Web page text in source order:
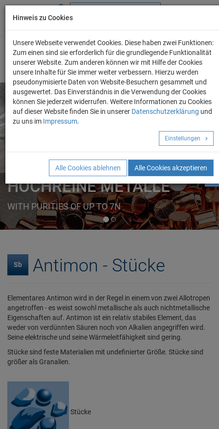
+49 (0) 69 986 4604 - 0
ELEMENTE
FORMEN
HOCHREINE METALLE
WITH PURITIES OF UP TO 7N
Angebot anfordern!
Sb Antimon - Stücke
Elementares Antimon wird in der Regel in einem von zwei Allotropen
angetroffen - es weist sowohl metallische als auch nichtmetallische
Eigenschaften auf. Antimon ist ein relativ stabiles Element, das
weder von verdünnten Säuren noch von Alkalien angegriffen wird.
Seine elektrische und seine Wärmeleitfähigkeit sind gering.
Stücke sind feste Materialien mit undefinierter Größe. Stücke sind
größer als Granalien.
Stücke
Hinweis zu Cookies
Unsere Webseite verwendet Cookies. Diese haben zwei Funktionen:
Zum einen sind sie erforderlich für die grundlegende Funktionalität
unserer Website. Zum anderen können wir mit Hilfe der Cookies
unsere Inhalte für Sie immer weiter verbessern. Hierzu werden
pseudonymisierte Daten von Website-Besuchern gesammelt und
ausgewertet. Das Einverständnis in die Verwendung der Cookies
können Sie jederzeit widerrufen. Weitere Informationen zu Cookies
auf dieser Website finden Sie in unserer Datenschutzerklärung und
zu uns im Impressum.
Einstellungen
Alle Cookies ablehnen Alle Cookies akzeptieren